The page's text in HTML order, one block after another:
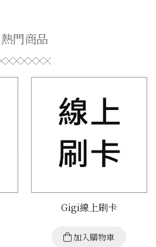
熱門商品
Gigi線上刷卡
加入購物車